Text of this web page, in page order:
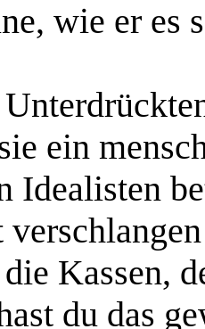
wie er es
ein
Idealisten
Kassen,
du das